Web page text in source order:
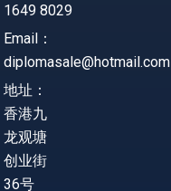
1649 8029
Email：
diplomasale@hotmail.com
地址：
香港九
龙观塘
创业街
36号